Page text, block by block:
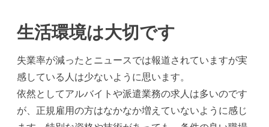
プ
生活環境は大切です
失業率が減ったとニュースでは報道されていますが実
感している人は少ないように思います。
依然としてアルバイトや派遣業務の求人は多いのです
が、正規雇用の方はなかなか増えていないように感じ